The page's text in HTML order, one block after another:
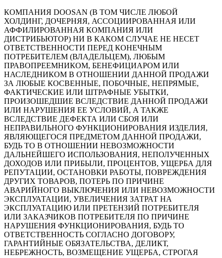
КОМПАНИЯ DOOSAN (В ТОМ ЧИСЛЕ ЛЮБОЙ
ХОЛДИНГ, ДОЧЕРНЯЯ, АССОЦИИРОВАННАЯ ИЛИ
АФФИЛИРОВАННАЯ КОМПАНИЯ ИЛИ
ДИСТРИБЬЮТОР) НИ В КАКОМ СЛУЧАЕ НЕ НЕСЕТ
ОТВЕТСТВЕННОСТИ ПЕРЕД КОНЕЧНЫМ
ПОТРЕБИТЕЛЕМ (ВЛАДЕЛЬЦЕМ), ЛЮБЫМ
ПРАВОПРЕЕМНИКОМ, БЕНЕФИЦИАРОМ ИЛИ
НАСЛЕДНИКОМ В ОТНОШЕНИИ ДАННОЙ ПРОДАЖИ
ЗА ЛЮБЫЕ КОСВЕННЫЕ, ПОБОЧНЫЕ, НЕПРЯМЫЕ,
ФАКТИЧЕСКИЕ ИЛИ ШТРАФНЫЕ УБЫТКИ,
ПРОИЗОШЕДШИЕ ВСЛЕДСТВИЕ ДАННОЙ ПРОДАЖИ
ИЛИ НАРУШЕНИЯ ЕЕ УСЛОВИЙ, А ТАКЖЕ
ВСЛЕДСТВИЕ ДЕФЕКТА ИЛИ СБОЯ ИЛИ
НЕПРАВИЛЬНОГО ФУНКЦИОНИРОВАНИЯ ИЗДЕЛИЯ,
ЯВЛЯЮЩЕГОСЯ ПРЕДМЕТОМ ДАННОЙ ПРОДАЖИ,
БУДЬ ТО В ОТНОШЕНИИ НЕВОЗМОЖНОСТИ
ДАЛЬНЕЙШЕГО ИСПОЛЬЗОВАНИЯ, НЕПОЛУЧЕННЫХ
ДОХОДОВ ИЛИ ПРИБЫЛИ, ПРОЦЕНТОВ, УЩЕРБА ДЛЯ
РЕПУТАЦИИ, ОСТАНОВКИ РАБОТЫ, ПОВРЕЖДЕНИЯ
ДРУГИХ ТОВАРОВ, ПОТЕРЬ ПО ПРИЧИНЕ
АВАРИЙНОГО ВЫКЛЮЧЕНИЯ ИЛИ НЕВОЗМОЖНОСТИ
ЭКСПЛУАТАЦИИ, УВЕЛИЧЕНИЯ ЗАТРАТ НА
ЭКСПЛУАТАЦИЮ ИЛИ ПРЕТЕНЗИЙ ПОТРЕБИТЕЛЯ
ИЛИ ЗАКАЗЧИКОВ ПОТРЕБИТЕЛЯ ПО ПРИЧИНЕ
НАРУШЕНИЯ ФУНКЦИОНИРОВАНИЯ, БУДЬ ТО
ОТВЕТСТВЕННОСТЬ СОГЛАСНО ДОГОВОРУ,
ГАРАНТИЙНЫЕ ОБЯЗАТЕЛЬСТВА, ДЕЛИКТ,
НЕБРЕЖНОСТЬ, ВОЗМЕЩЕНИЕ УЩЕРБА, СТРОГАЯ